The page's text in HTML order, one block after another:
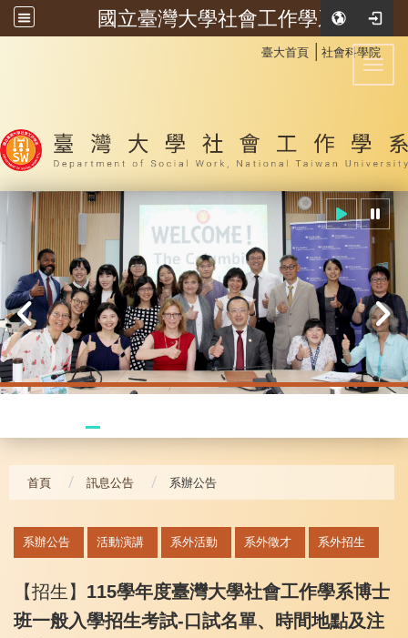
國立臺灣大學社會工作學系
臺大首頁 社會科學院
首頁 訊息公告 系辦公告
系辦公告 活動演講 系外活動 系外徵才 系外招生
【招生】 115學年度臺灣大學社會工作學系博士
班一般入學招生考試- 口試名單、時間地點及注